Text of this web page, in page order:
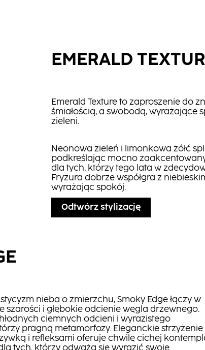
EMERALD
Emerald Texture to zaproszenie do
śmiałością, a swobodą,
zieleni.
Neonowa zieleń i limonkowa żółć
podkreślając mocno
dla tych, którzy tego lata w
Fryzura dobrze współgra z
wyrażając spokój.
Odtwórz stylizację
nieba o zmierzchu, Smoky Edge łączy w
szarości i głębokie odcienie węgla drzewnego.
ciemnych odcieni i wyrazistego
pragną metamorfozy. Eleganckie strzyżenie
i refleksami oferuje chwilę cichej